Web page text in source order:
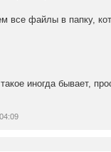
все файлы в папку,
иногда бывает,